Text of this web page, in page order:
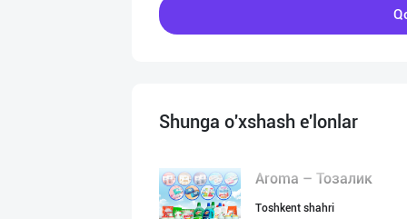
Shunga o'xshash e'lonlar
Aroma – Тозалик
Toshkent shahri